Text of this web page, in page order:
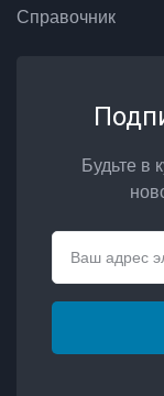
Справочник
Будьте в